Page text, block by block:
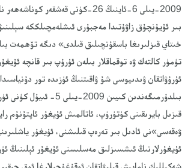
بىر ئۇيۇنچۇق زاۋۇتىدا مەجبۇرى ئىشلەمچىلككە
خىتاي قىزلىرىغا باسقۇنچىلىق قىلدى» دىگە تۆھمەت
تۈمۈر كالتەك ۋە توقماقلار بىلەن ئۇرۇپ بىر قانچە
ئۇرۇۋاتقان ۋىدىيوسى شۇ ۋاقىتنىڭ ئۈزىدە تور
بىلدۇرمىگەندىن
قىزىل بايرىقىنى كۈتۈرۈپ، ئاتالمىش ئۇيغۇر
ۋەقەسى»نى ئادىل بىر تەرەپ قىلىشنى، ئۇيغۇر
ئۇيغۇرلارنىڭ ئىشسىزلىق مەسلىسنى ئۇيغۇر ئېلىنىڭ
شەكىللىك نامايىش قىلىۋاتقان ئوقۇغۇچىلارغا ئوق